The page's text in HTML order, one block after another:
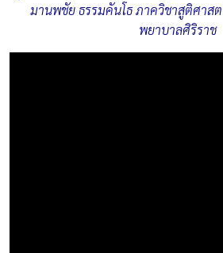
มานพชัย ธรรมคันโธ ภาควิชาสูติศาสต
พยาบาลศิริราช